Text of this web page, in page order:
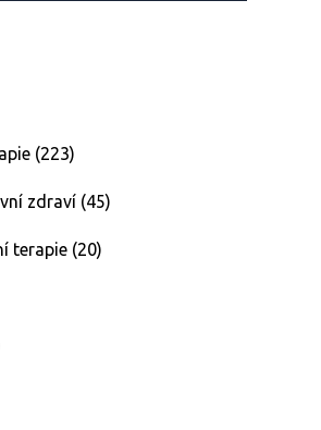
(223)
zdraví (45)
terapie (20)